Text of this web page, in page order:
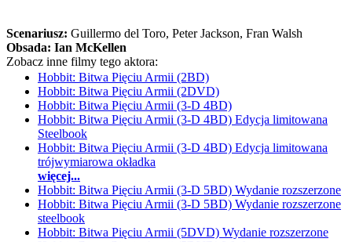
Scenariusz: Guillermo del Toro, Peter Jackson, Fran Walsh
Obsada: Ian McKellen
Zobacz inne filmy tego aktora:
Hobbit: Bitwa Pięciu Armii (2BD)
Hobbit: Bitwa Pięciu Armii (2DVD)
Hobbit: Bitwa Pięciu Armii (3-D 4BD)
Hobbit: Bitwa Pięciu Armii (3-D 4BD) Edycja limitowana
Steelbook
Hobbit: Bitwa Pięciu Armii (3-D 4BD) Edycja limitowana
trójwymiarowa okładka
więcej...
Hobbit: Bitwa Pięciu Armii (3-D 5BD) Wydanie rozszerzone
Hobbit: Bitwa Pięciu Armii (3-D 5BD) Wydanie rozszerzone
steelbook
Hobbit: Bitwa Pięciu Armii (5DVD) Wydanie rozszerzone